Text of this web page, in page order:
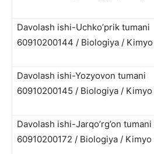
Davolash ishi-Uchko’prik tumani
60910200144 / Biologiya / Kimyo
Davolash ishi-Yozyovon tumani
60910200145 / Biologiya / Kimyo
Davolash ishi-Jarqo’rg’on tumani
60910200172 / Biologiya / Kimyo